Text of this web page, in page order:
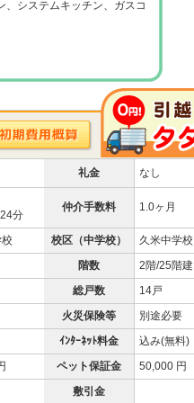
システムキッチン、ガスコ
礼金 なし
分
仲介手数料 1.0ヶ月
校区（中学校）
久米中学校
階数
2階/25階建
総戸数
14戸
火災保険等
別途必要
ｲﾝﾀｰﾈｯﾄ料金
込み(無料)
ペット保証金
50,000 円
敷引金